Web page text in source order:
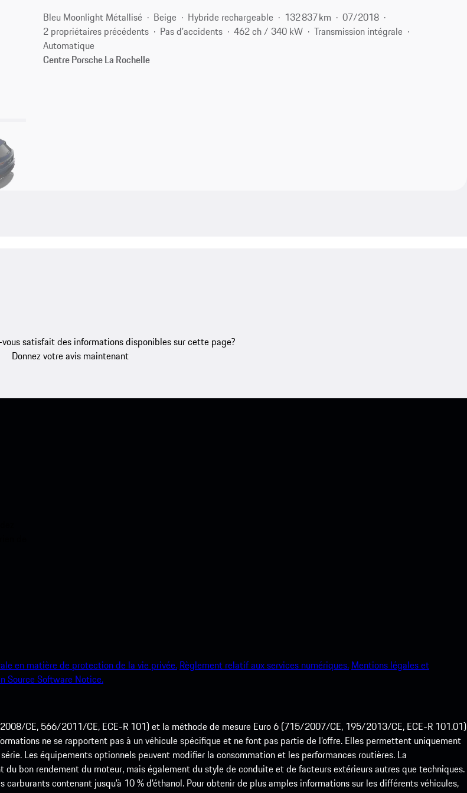
Bleu Moonlight Métallisé Beige Hybride rechargeable 132 837 km
07/2018
2 propriétaires précédents
Pas d'accidents 462 ch / 340 kW
Transmission intégrale
Automatique
Centre Porsche La Rochelle
satisfait des informations disponibles sur cette page?
Donnez votre avis maintenant
en matière de protection de la vie privée. Règlement relatif aux services numériques. Mentions légales et
Source Software Notice.
CE, 566/2011/CE, ECE-R 101) et la méthode de mesure Euro 6 (715/2007/CE, 195/2013/CE, ECE-R 101.01)
ne se rapportent pas à un véhicule spécifique et ne font pas partie de l’offre. Elles permettent uniquement
Les équipements optionnels peuvent modifier la consommation et les performances routières. La
du bon rendement du moteur, mais également du style de conduite et de facteurs extérieurs autres que techniques.
contenant jusqu’à 10 % d’éthanol. Pour obtenir de plus amples informations sur les différents véhicules,